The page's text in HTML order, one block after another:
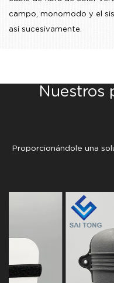
campo, monomodo y el
así sucesivamente.
Nuestros
Proporcionándole una